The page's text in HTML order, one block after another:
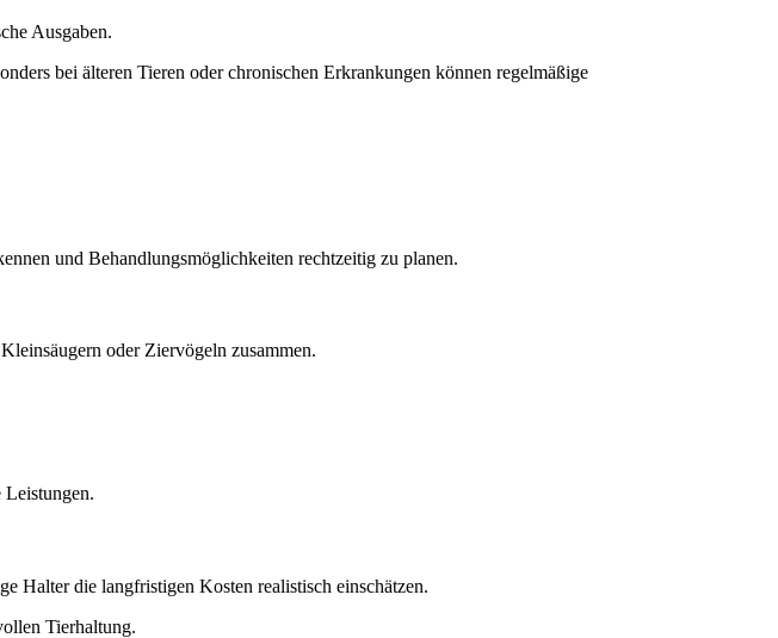
Ausgaben.
bei älteren Tieren oder chronischen Erkrankungen können regelmäßige
und Behandlungsmöglichkeiten rechtzeitig zu planen.
oder Ziervögeln zusammen.
Leistungen.
Halter die langfristigen Kosten realistisch einschätzen.
Tierhaltung.